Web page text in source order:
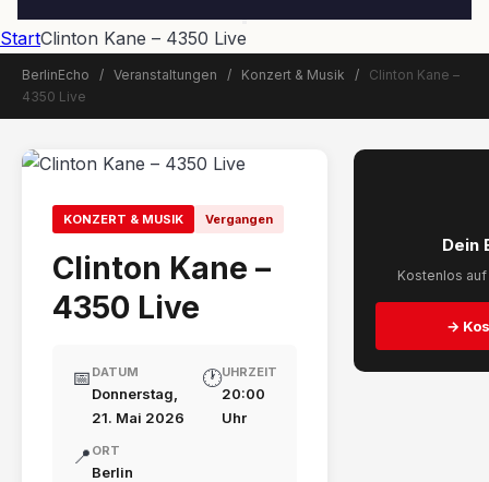
StartClinton Kane – 4350 Live
BerlinEcho / Veranstaltungen / Konzert & Musik /
Clinton Kane –
4350 Live
KONZERT & MUSIK Vergangen
Clinton Kane –
4350 Live
📅 DATUM
Donnerstag,
21. Mai 2026
🕐UHRZEIT
20:00
Uhr
📍 ORT
Berlin
Dein
Kostenlos
→